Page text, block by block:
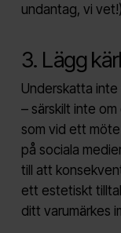
undantag, vi vet!)
3. Lägg
Underskatta
– särskilt inte
som vid ett
på sociala
till att
ett estetiskt
ditt varumärkes